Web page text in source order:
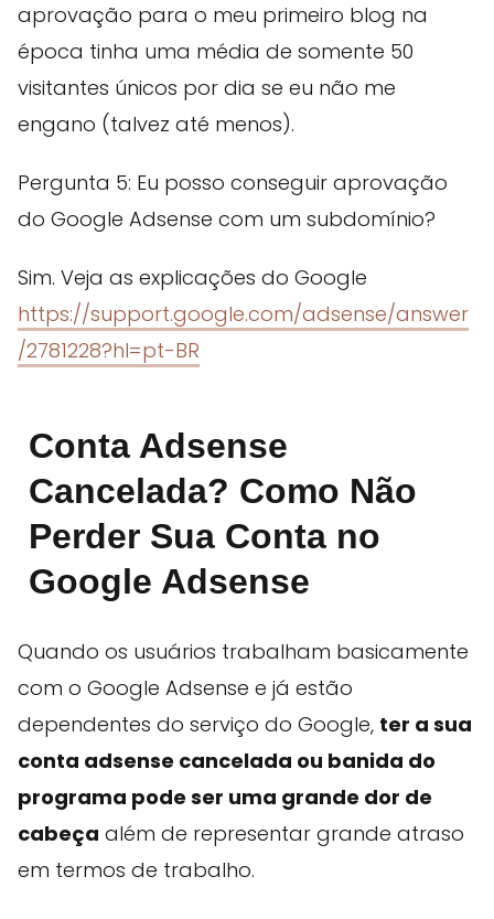
aprovação para o meu primeiro blog na
época tinha uma média de somente 50
visitantes únicos por dia se eu não me
engano (talvez até menos).
Pergunta 5: Eu posso conseguir aprovação
do Google Adsense com um subdomínio?
Sim. Veja as explicações do Google
https://support.google.com/adsense/answer
/2781228?hl=pt-BR
Conta Adsense
Cancelada? Como Não
Perder Sua Conta no
Google Adsense
Quando os usuários trabalham basicamente
com o Google Adsense e já estão
dependentes do serviço do Google, ter a sua
conta adsense cancelada ou banida do
programa pode ser uma grande dor de
cabeça além de representar grande atraso
em termos de trabalho.